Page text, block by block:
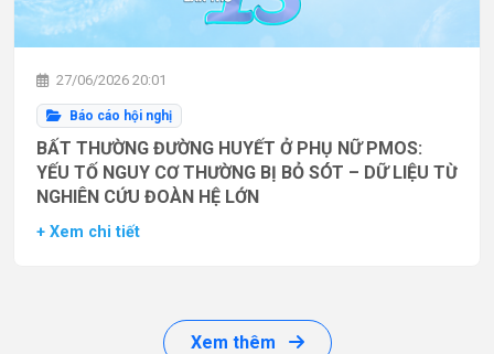
27/06/2026 20:01
Báo cáo hội nghị
BẤT THƯỜNG ĐƯỜNG HUYẾT Ở PHỤ NỮ PMOS:
YẾU TỐ NGUY CƠ THƯỜNG BỊ BỎ SÓT – DỮ LIỆU TỪ
NGHIÊN CỨU ĐOÀN HỆ LỚN
+ Xem chi tiết
Xem thêm